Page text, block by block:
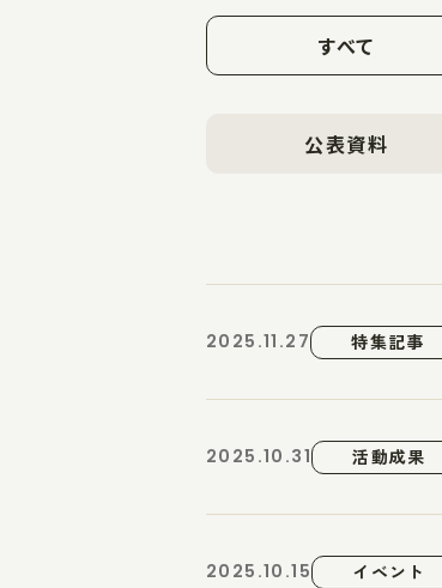
すべて
公表資料
2025.11.27 特集記事
2025.10.31 活動成果
2025.10.15 イベント